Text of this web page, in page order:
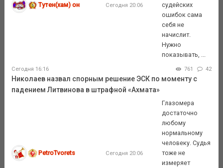
Тутен(хам) он Сегодня 20:06
судейских
ошибок сама
себя не
начислит.
Нужно
показывать, ...
Сегодня 16:16 761 42
Николаев назвал спорным решение ЭСК по моменту с
падением Литвинова в штрафной «Ахмата»
PetroTvorets Сегодня 20:06
Глазомера
достаточно
любому
нормальному
человеку. Судья
тоже не
измеряет